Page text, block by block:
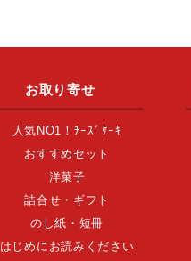
お取り寄せ
人気NO1！ﾁｰｽﾞｹｰｷ
おすすめセット
洋菓子
詰合せ・ギフト
のし紙・短冊
はじめにお読みください